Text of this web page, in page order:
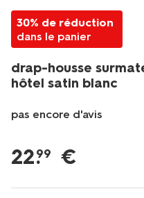
30% de réduction
dans le panier
drap-housse
hôtel satin blanc
pas encore d'avis
fr/literie/linge-
de-
housses/drap-
22.
99 €